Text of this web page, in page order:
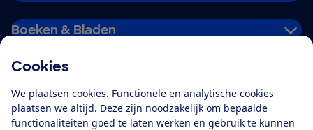
Cookies
We plaatsen cookies. Functionele en analytische cookies
plaatsen we altijd. Deze zijn noodzakelijk om bepaalde
functionaliteiten goed te laten werken en gebruik te kunnen
Boeken & Bladen